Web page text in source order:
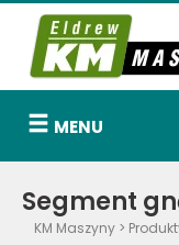
MENU
Segment
KM Maszyny>